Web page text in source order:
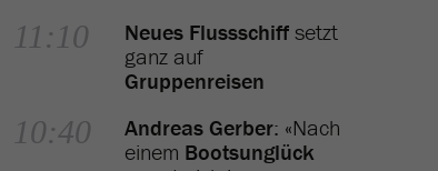
11:10 Neues Flussschiff setzt
ganz auf
Gruppenreisen
10:40 Andreas Gerber: «Nach
einem Bootsunglück